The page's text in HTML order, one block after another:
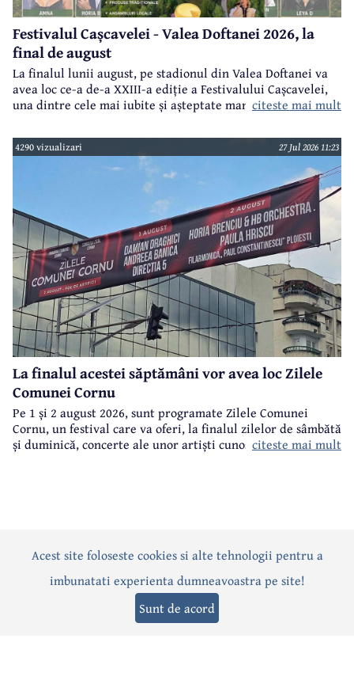
Festivalul Cașcavelei - Valea Doftanei 2026, la
final de august
La finalul lunii august, pe stadionul din Valea Doftanei va
avea loc ce-a de-a XXIII-a ediție a Festivalului Cașcavelei,
una dintre cele mai iubite și așteptate manifestări de acest
citeste mai mult
4290 vizualizari 27 Jul 2026 11:23
La finalul acestei săptămâni vor avea loc Zilele
Comunei Cornu
Pe 1 și 2 august 2026, sunt programate Zilele Comunei
Cornu, un festival care va oferi, la finalul zilelor de sâmbătă
și duminică, concerte ale unor artiști cunoscuți.citeste mai mult
ActualitatePoliticăSocialEvenimentInterviuri
Editorial Sport Anunțuri
Acest site foloseste cookies si alte tehnologii pentru a
imbunatati experienta dumneavoastra pe site!
Sunt de acord